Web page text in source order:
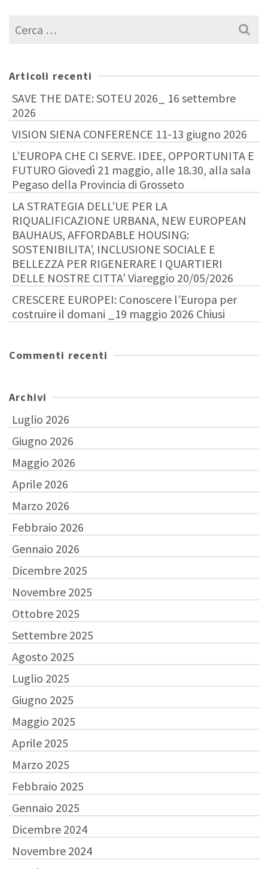
Cerca
per:
Articoli recenti
SAVE THE DATE: SOTEU 2026_ 16 settembre
2026
VISION SIENA CONFERENCE 11-13 giugno 2026
L’EUROPA CHE CI SERVE. IDEE, OPPORTUNITA E
FUTURO Giovedì 21 maggio, alle 18.30, alla sala
Pegaso della Provincia di Grosseto
LA STRATEGIA DELL’UE PER LA
RIQUALIFICAZIONE URBANA, NEW EUROPEAN
BAUHAUS, AFFORDABLE HOUSING:
SOSTENIBILITA’, INCLUSIONE SOCIALE E
BELLEZZA PER RIGENERARE I QUARTIERI
DELLE NOSTRE CITTA’ Viareggio 20/05/2026
CRESCERE EUROPEI: Conoscere l’Europa per
costruire il domani _19 maggio 2026 Chiusi
Commenti recenti
Archivi
Luglio 2026
Giugno 2026
Maggio 2026
Aprile 2026
Marzo 2026
Febbraio 2026
Gennaio 2026
Dicembre 2025
Novembre 2025
Ottobre 2025
Settembre 2025
Agosto 2025
Luglio 2025
Giugno 2025
Maggio 2025
Aprile 2025
Marzo 2025
Febbraio 2025
Gennaio 2025
Dicembre 2024
Novembre 2024